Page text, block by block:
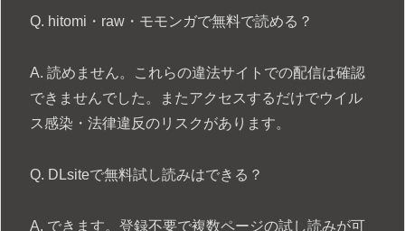
Q. hitomi・raw・モモンガで無料で読める？
A. 読めません。これらの違法サイトでの配信は確認
できませんでした。またアクセスするだけでウイル
ス感染・法律違反のリスクがあります。
Q. DLsiteで無料試し読みはできる？
A. できます。登録不要で複数ページの試し読みが可